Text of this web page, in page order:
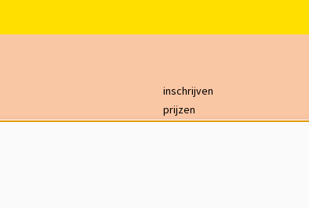
inschrijven
prijzen